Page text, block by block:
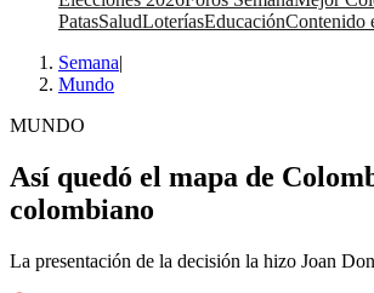
PatasSaludLoteríasEducaciónContenido
Semana|
Mundo
MUNDO
Así quedó el mapa de
colombiano
La presentación de la decisión la hizo Joan